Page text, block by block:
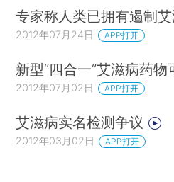
专家称人类已拥有遏制
2012年07月24日 APP打开
新型“四合一”艾滋病药
2012年07月02日 APP打开
艾滋病实名检测争议
2012年03月02日 APP打开